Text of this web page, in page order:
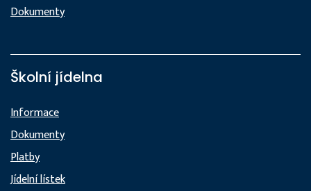
Dokumenty
Školní jídelna
Informace
Dokumenty
Platby
Jídelní lístek